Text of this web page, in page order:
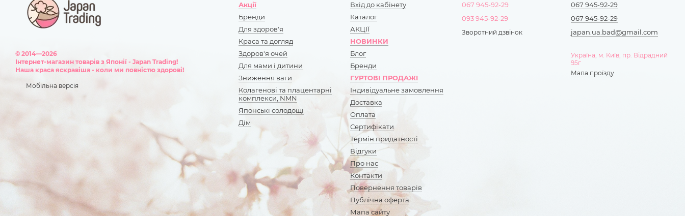
© 2014—2026
Інтернет-магазин товарів з Японії - Japan Trading!
Наша краса яскравіша - коли ми повністю здорові!
Мобільна версія
Акції
Бренди
Для здоров'я
Краса та догляд
Здоров'я очей
Для мами і дитини
Зниження ваги
Колагенові та плацентарні
комплекси, NMN
Японські солодощі
Дім
Вхід до кабінету
Каталог
АКЦІЇ
НОВИНКИ
Блог
Бренди
ГУРТОВІ ПРОДАЖІ
Індивідуальне замовлення
Доставка
Оплата
Сертифікати
Термін придатності
Відгуки
Про нас
Контакти
Повернення товарів
Публічна оферта
Мапа сайту
067 945-92-29
093 945-92-29
Зворотний дзвінок
067 945-92-29
067 945-92-29
japan.ua.bad@gmail.com
Україна, м. Київ, пр. Відрадний
95г
Мапа проїзду